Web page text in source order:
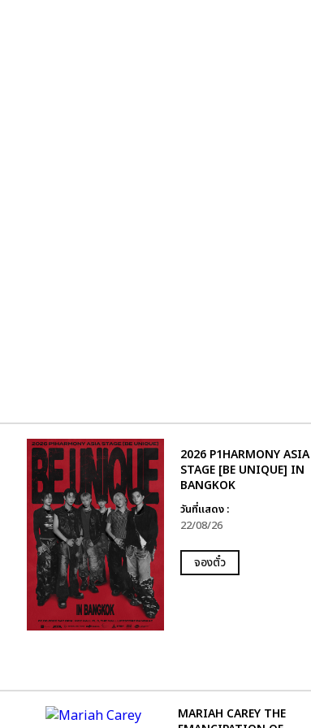
2026 P1HARMONY ASIA
STAGE [BE UNIQUE] IN
BANGKOK
วันที่แสดง :
22/08/26
จองตั๋ว
MARIAH CAREY THE